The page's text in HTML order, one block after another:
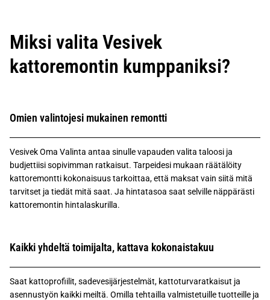
0
Miksi valita Vesivek
kattoremontin kumppaniksi?
Omien valintojesi mukainen remontti
Vesivek Oma Valinta antaa sinulle vapauden valita taloosi ja
budjettiisi sopivimman ratkaisut. Tarpeidesi mukaan räätälöity
kattoremontti kokonaisuus tarkoittaa, että maksat vain siitä mitä
tarvitset ja tiedät mitä saat. Ja hintatasoa saat selville näppärästi
kattoremontin hintalaskurilla.
Kaikki yhdeltä toimijalta, kattava kokonaistakuu
Saat kattoprofiilit, sadevesijärjestelmät, kattoturvaratkaisut ja
asennustyön kaikki meiltä. Omilla tehtailla valmistetuille tuotteille ja